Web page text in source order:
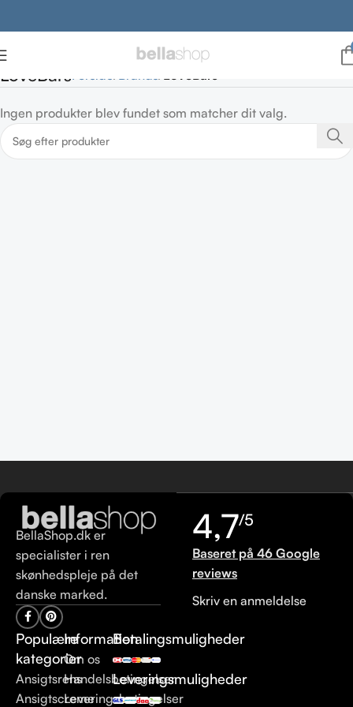
LoveBars
Ingen produkter blev fundet som matcher dit valg.
BellaShop.dk er
specialister i ren
skønhedspleje på det
danske marked.
Populære
kategorier
Ansigtsrens
Ansigtscreme
Information
Om os
Handelsbetingelser
Leveringsbetingelser
Betalingsmuligheder
Leveringsmuligheder
4,7/5
Baseret på 46 Google
reviews
Skriv en anmeldelse